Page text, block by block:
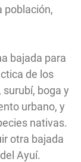
población,
bajada para
de los
boga y
urbano, y
nativas.
otra bajada
Ayuí.